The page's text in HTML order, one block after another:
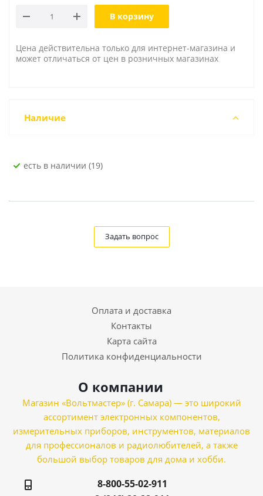
В корзину
Цена действительна только для интернет-магазина и
может отличаться от цен в розничных магазинах
Наличие
Есть в наличии (19)
Задать вопрос
Оплата и доставка
Контакты
Карта сайта
Политика конфиденциальности
О компании
Магазин «Вольтмастер» (г. Самара) — это широкий
ассортимент электронных компонентов,
измерительных приборов, инструментов, материалов
для профессионалов и радиолюбителей, а также
большой выбор товаров для дома и хобби.
8-800-55-02-911